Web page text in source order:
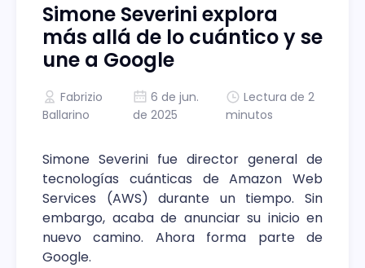
Simone Severini explora
más allá de lo cuántico y se
une a Google
Fabrizio
Ballarino
6 de jun.
de 2025
Lectura de 2
minutos
Simone Severini fue director general de
tecnologías cuánticas de Amazon Web
Services (AWS) durante un tiempo. Sin
embargo, acaba de anunciar su inicio en
nuevo camino. Ahora forma parte de
Google.